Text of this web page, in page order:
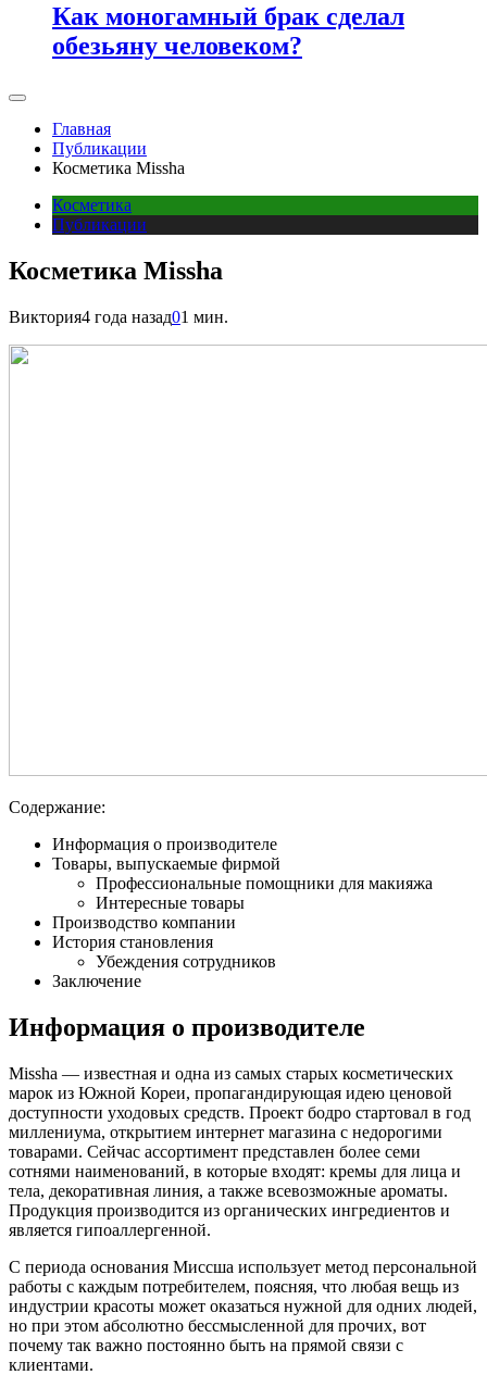
Как моногамный брак сделал
обезьяну человеком?
Главная
Публикации
Косметика Missha
Косметика
Публикации
Косметика Missha
Виктория4 года назад01 мин.
Содержание:
Информация о производителе
Товары, выпускаемые фирмой
Профессиональные помощники для макияжа
Интересные товары
Производство компании
История становления
Убеждения сотрудников
Заключение
Информация о производителе
Missha — известная и одна из самых старых косметических
марок из Южной Кореи, пропагандирующая идею ценовой
доступности уходовых средств. Проект бодро стартовал в год
миллениума, открытием интернет магазина с недорогими
товарами. Сейчас ассортимент представлен более семи
сотнями наименований, в которые входят: кремы для лица и
тела, декоративная линия, а также всевозможные ароматы.
Продукция производится из органических ингредиентов и
является гипоаллергенной.
С периода основания Миссша использует метод персональной
работы с каждым потребителем, поясняя, что любая вещь из
индустрии красоты может оказаться нужной для одних людей,
но при этом абсолютно бессмысленной для прочих, вот
почему так важно постоянно быть на прямой связи с
клиентами.